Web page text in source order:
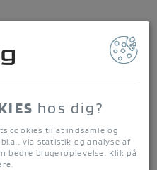
/ Køkkenindretning /
hos dig?
cookies til at indsamle og
via statistik og analyse af
bedre brugeroplevelse. Klik på